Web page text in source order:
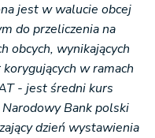
jest w walucie obcej
do przeliczenia na
obcych, wynikających
w ramach
- jest średni kurs
Bank polski
dzień wystawienia